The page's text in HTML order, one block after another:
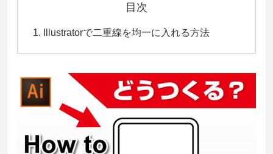
目次
Illustratorで二重線を均一に入れる方法